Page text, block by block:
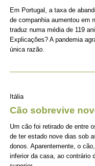
Em Portugal, a taxa de
de companhia aumentou em
traduz numa média de 119
Explicações? A pandemia
única razão.
Itália
Cão sobrevive
Um cão foi retirado de entre
de ter estado nove dias sob
donos. Aparentemente, o
inferior da casa, ao contrário